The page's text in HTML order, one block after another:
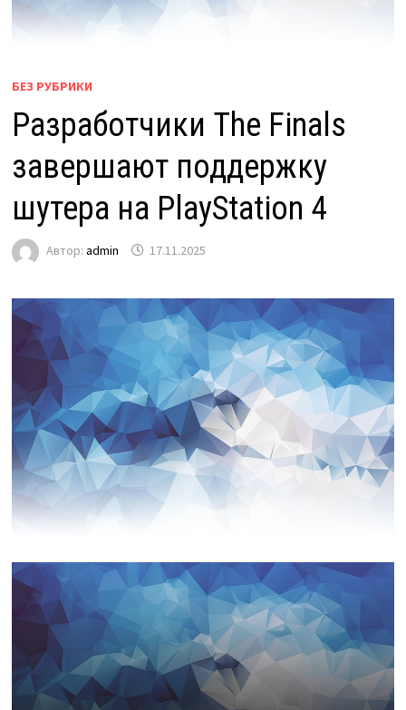
БЕЗ РУБРИКИ
Разработчики The Finals
завершают поддержку
шутера на PlayStation 4
Автор: admin 17.11.2025